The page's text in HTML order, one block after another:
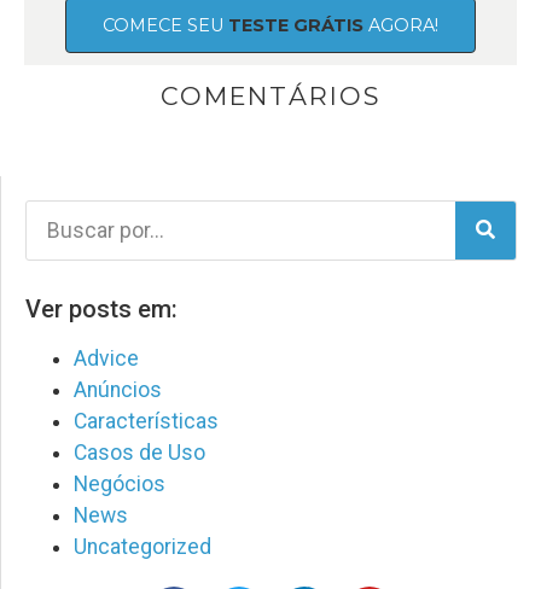
COMECE SEU TESTE GRÁTIS AGORA!
COMENTÁRIOS
Ver posts em:
Advice
Anúncios
Características
Casos de Uso
Negócios
News
Uncategorized